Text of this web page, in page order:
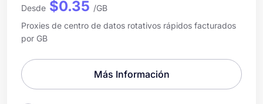
Desde $0.35 /GB
Proxies de centro de datos rotativos rápidos facturados
por GB
Más Información